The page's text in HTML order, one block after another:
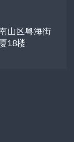
山区粤海街
18楼